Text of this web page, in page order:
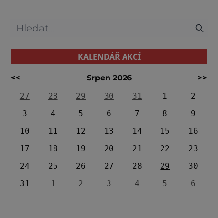
KALENDÁŘ AKCÍ
<< Srpen 2026
>>
27
28 29 30 31 1
2
3
4 5 6 7 8
9
10
11 12 13 14 15
16
17
18 19 20 21 22
23
24
25 26 27 28 29
30
31
1 2 3 4 5 6